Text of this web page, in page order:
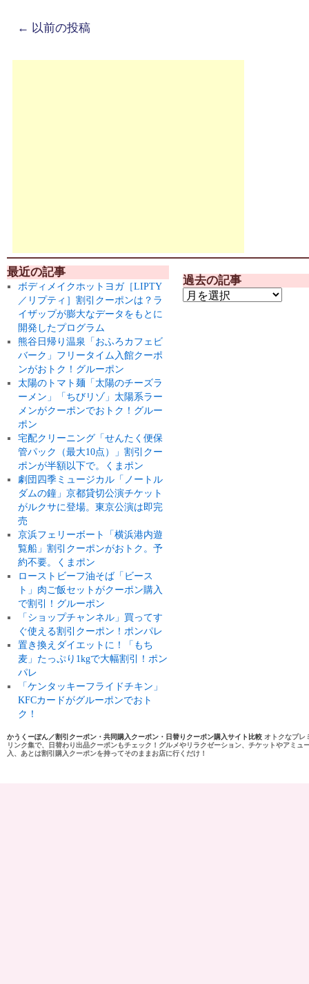
← 以前の投稿
最近の記事
ボディメイクホットヨガ［LIPTY
／リプティ］割引クーポンは？ラ
イザップが膨大なデータをもとに
開発したプログラム
熊谷日帰り温泉「おふろカフェビ
バーク」フリータイム入館クーポ
ンがおトク！グルーポン
太陽のトマト麺「太陽のチーズラ
ーメン」「ちびリゾ」太陽系ラー
メンがクーポンでおトク！グルー
ポン
宅配クリーニング「せんたく便保
管パック（最大10点）」割引クー
ポンが半額以下で。くまポン
劇団四季ミュージカル「ノートル
ダムの鐘」京都貸切公演チケット
がルクサに登場。東京公演は即完
売
京浜フェリーボート「横浜港内遊
覧船」割引クーポンがおトク。予
約不要。くまポン
ローストビーフ油そば「ビース
ト」肉ご飯セットがクーポン購入
で割引！グルーポン
「ショップチャンネル」買ってす
ぐ使える割引クーポン！ポンパレ
置き換えダイエットに！「もち
麦」たっぷり1kgで大幅割引！ポン
パレ
「ケンタッキーフライドチキン」
KFCカードがグルーポンでおト
ク！
過去の記事
かうくーぽん／割引クーポン・共同購入クーポン・日替りクーポン購入サイト比較 オトクなプレ
リンク集で、日替わり出品クーポンもチェック！グルメやリラクゼーション、チケットやアミ
入、あとは割引購入クーポンを持ってそのままお店に行くだけ！